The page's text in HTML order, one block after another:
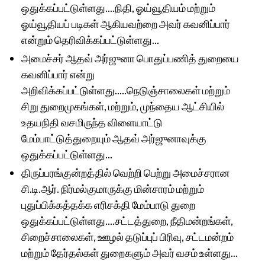
ஒதுக்கப்பட்டுள்ளது....நிதி, ஓய்வூதியம் மற்றும்
ஓய்வூதியப் படிகள் ஆகியவற்றை அவர் கவனிப்பார்
என்றும் தெரிவிக்கப்பட்டுள்ளது...
அமைச்சர் ஆதவ் அர்ஜுனா பொதுப்பணித் துறையை
கவனிப்பார் என்று
அறிவிக்கப்பட்டுள்ளது.....நெடுஞ்சாலைகள் மற்றும்
சிறு துறைமுகங்கள், மற்றும், முந்தைய ஆட்சியில்
உதயநிதி வசமிருந்த விளையாட்டு
மேம்பாட்டுத்துறையும் ஆதவ் அர்ஜுனாவுக்கு
ஒதுக்கப்பட்டுள்ளது...
திருப்பரங்குன்றத்தில் வெற்றி பெற்று அமைச்சரான
சி.டி.ஆர். நிர்மல்குமாருக்கு மின்சாரம் மற்றும்
புதுப்பிக்கத்தக்க எரிசக்தி மேம்பாடு துறை
ஒதுக்கப்பட்டுள்ளது....சட்டத்துறை, நீதிமன்றங்கள்,
சிறைச்சாலைகள், ஊழல் தடுப்புப் பிரிவு, சட்டமன்றம்
மற்றும் தேர்தல்கள் துறைகளும் அவர் வசம் உள்ளது...